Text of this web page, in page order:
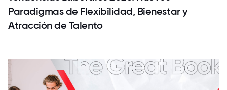
Paradigmas de Flexibilidad, Bienestar y
Atracción de Talento